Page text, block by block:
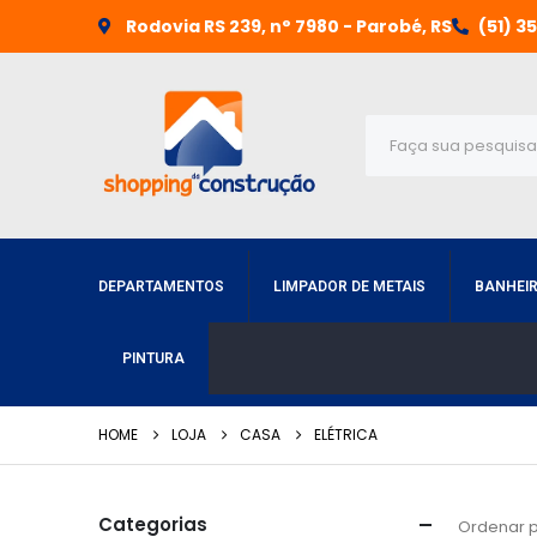
Rodovia RS 239, n° 7980 - Parobé, RS (51)
DEPARTAMENTOS LIMPADOR DE METAIS
PINTURA
HOME LOJA CASA ELÉTRICA
Ordenar
Categorias